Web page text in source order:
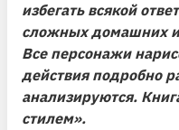
избегать всякой
сложных домашних
Все персонажи
действия подробно
анализируются.
стилем».